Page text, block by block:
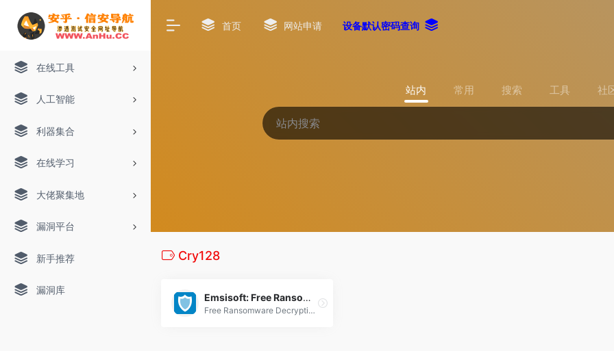
在线工具
人工智能
利器集合
在线学习
大佬聚集地
漏洞平台
新手推荐
漏洞库
首页 网站申请 设备默认密码查询
站内 常用 搜索 工具 社
Cry128
Emsisoft: Free Ransomware Decryption Tools
Free Ransomware Decryption Tools